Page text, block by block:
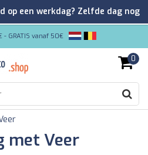
GRATIS vanaf 50€
Veilig betalen
via Kiyoh!
0
met Veer
op een werkdag? Zelfde dag nog